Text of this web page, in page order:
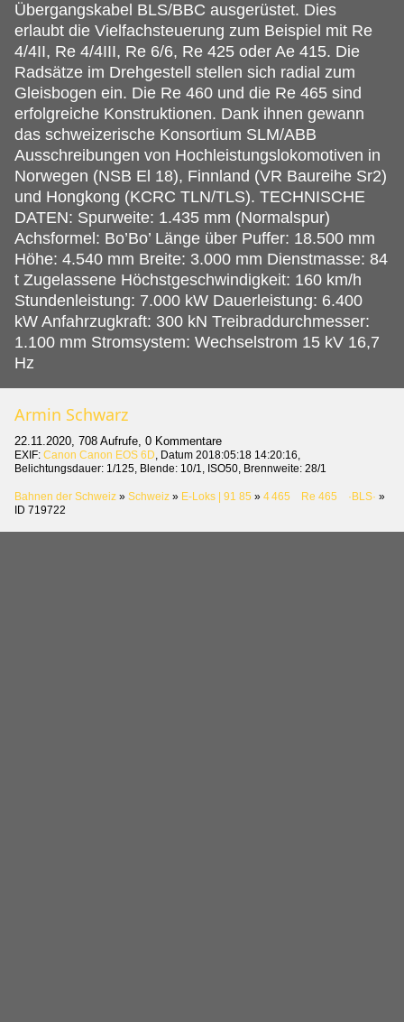
Übergangskabel BLS/BBC ausgerüstet. Dies
erlaubt die Vielfachsteuerung zum Beispiel mit Re
4/4II, Re 4/4III, Re 6/6, Re 425 oder Ae 415. Die
Radsätze im Drehgestell stellen sich radial zum
Gleisbogen ein. Die Re 460 und die Re 465 sind
erfolgreiche Konstruktionen. Dank ihnen gewann
das schweizerische Konsortium SLM/ABB
Ausschreibungen von Hochleistungslokomotiven in
Norwegen (NSB El 18), Finnland (VR Baureihe Sr2)
und Hongkong (KCRC TLN/TLS). TECHNISCHE
DATEN: Spurweite: 1.435 mm (Normalspur)
Achsformel: Bo’Bo’ Länge über Puffer: 18.500 mm
Höhe: 4.540 mm Breite: 3.000 mm Dienstmasse: 84
t Zugelassene Höchstgeschwindigkeit: 160 km/h
Stundenleistung: 7.000 kW Dauerleistung: 6.400
kW Anfahrzugkraft: 300 kN Treibraddurchmesser:
1.100 mm Stromsystem: Wechselstrom 15 kV 16,7
Hz
Armin Schwarz
22.11.2020, 708 Aufrufe, 0 Kommentare
EXIF: Canon Canon EOS 6D, Datum 2018:05:18 14:20:16,
Belichtungsdauer: 1/125, Blende: 10/1, ISO50, Brennweite: 28/1
Bahnen der Schweiz » Schweiz » E-Loks | 91 85 » 4 465 Re 465 ·BLS· »
ID 719722